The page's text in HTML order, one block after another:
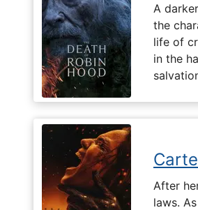
A
the
life of
in the
After
laws.